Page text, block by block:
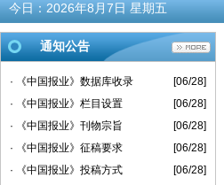
今日： 2026年8月7日 星期五
通知公告
· 《中国报业》数据库收录
[06/28]
· 《中国报业》栏目设置
[06/28]
· 《中国报业》刊物宗旨
[06/28]
· 《中国报业》征稿要求
[06/28]
· 《中国报业》投稿方式
[06/28]